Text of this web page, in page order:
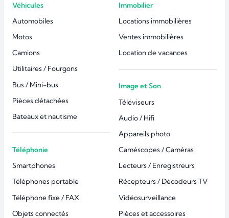
Véhicules
Automobiles
Motos
Camions
Utilitaires / Fourgons
Bus / Mini-bus
Pièces détachées
Bateaux et nautisme
Téléphonie
Smartphones
Téléphones portable
Téléphone fixe / FAX
Objets connectés
Immobilier
Locations immobilières
Ventes immobilières
Location de vacances
Image et Son
Téléviseurs
Audio / Hifi
Appareils photo
Caméscopes / Caméras
Lecteurs / Enregistreurs
Récepteurs / Décodeurs TV
Vidéosurveillance
Pièces et accessoires